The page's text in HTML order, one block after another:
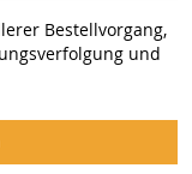
Bestellvorgang,
und